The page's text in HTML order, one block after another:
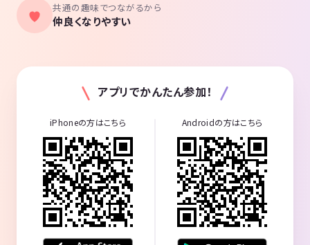
共通の趣味でつながるから
仲良くなりやすい
アプリでかんたん参加！
iPhoneの方はこちら Androidの方はこちら